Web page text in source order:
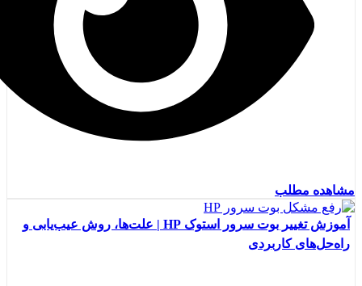
مشاهده مطلب
آموزش تغییر بوت سرور استوک HP | علت‌ها، روش عیب‌یابی و
راه‌حل‌های کاربردی